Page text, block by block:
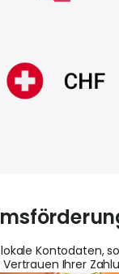
Kontodaten,
Vertrauen Ihrer